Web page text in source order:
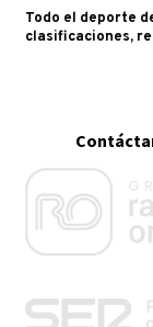
Todo el deporte
clasificaciones,